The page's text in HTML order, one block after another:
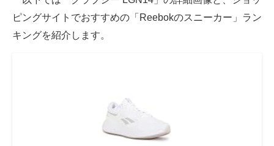
ピングサイトでおすすめの「Reebokのスニーカー」ラン
キングを紹介します。